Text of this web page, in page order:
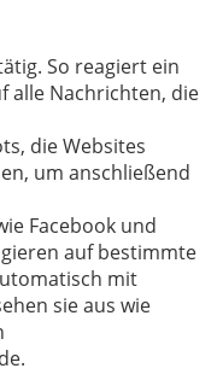
So reagiert ein
alle Nachrichten, die
die Websites
um anschließend
Facebook und
auf bestimmte
mit
sie aus wie